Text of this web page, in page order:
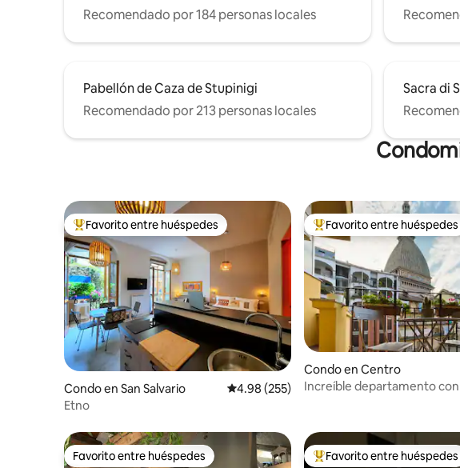
Recomendado por 184 personas locales
Pabellón de Caza de Stupinigi
Recomendado por 213 personas locales
Sacra di
Favorito entre huéspedes preferido
Favorito entre huéspedes
Condo en San Salvario Calificación promedio: 4.98 de 5, 255
4.98 (255)
Etno
Favorito entre huéspedes
Favorito entre huéspedes
Condo en Centro
Increíble departamento con
Favorito entre huéspedes
Favorito entre huéspedes Favorito entre huéspedes
Favorito entre huéspedes